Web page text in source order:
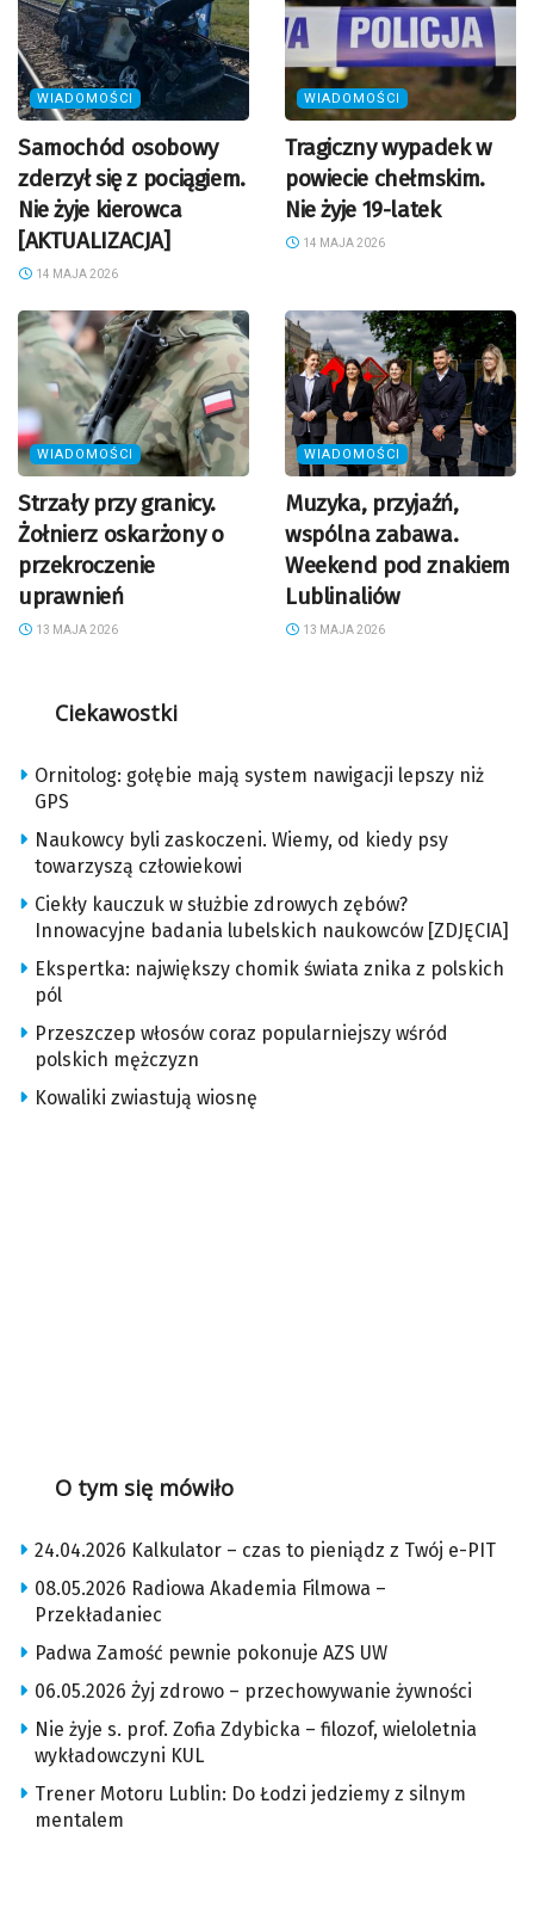
WIADOMOŚCI
Samochód osobowy
zderzył się z pociągiem.
Nie żyje kierowca
[AKTUALIZACJA]
14 MAJA 2026
WIADOMOŚCI
Tragiczny wypadek w
powiecie chełmskim.
Nie żyje 19-latek
14 MAJA 2026
WIADOMOŚCI
Strzały przy granicy.
Żołnierz oskarżony o
przekroczenie
uprawnień
13 MAJA 2026
WIADOMOŚCI
Muzyka, przyjaźń,
wspólna zabawa.
Weekend pod znakiem
Lublinaliów
13 MAJA 2026
Ciekawostki
Ornitolog: gołębie mają system nawigacji lepszy niż
GPS
Naukowcy byli zaskoczeni. Wiemy, od kiedy psy
towarzyszą człowiekowi
Ciekły kauczuk w służbie zdrowych zębów?
Innowacyjne badania lubelskich naukowców [ZDJĘCIA]
Ekspertka: największy chomik świata znika z polskich
pól
Przeszczep włosów coraz popularniejszy wśród
polskich mężczyzn
Kowaliki zwiastują wiosnę
O tym się mówiło
24.04.2026 Kalkulator – czas to pieniądz z Twój e-PIT
08.05.2026 Radiowa Akademia Filmowa –
Przekładaniec
Padwa Zamość pewnie pokonuje AZS UW
06.05.2026 Żyj zdrowo – przechowywanie żywności
Nie żyje s. prof. Zofia Zdybicka – filozof, wieloletnia
wykładowczyni KUL
Trener Motoru Lublin: Do Łodzi jedziemy z silnym
mentalem